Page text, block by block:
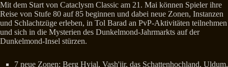
Mit dem Start von Cataclysm Classic am 21. Mai können Spieler ihre
Reise von Stufe 80 auf 85 beginnen und dabei neue Zonen, Instanzen
und Schlachtzüge erleben, in Tol Barad an PvP-Aktivitäten teilnehmen
und sich in die Mysterien des Dunkelmond-Jahrmarkts auf der
Dunkelmond-Insel stürzen.
7 neue Zonen: Berg Hyjal, Vash'jir, das Schattenhochland, Uldum,